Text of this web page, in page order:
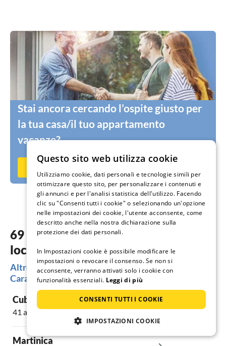
Stai ancora cercando l’ospite giusto per
la tua casa/il tuo appartamento
vacanze?
69 alloggi da sogno nelle più belle
località Caraibi
Altre regioni molto richieste per le tue vacanze nei
Caraibi
Cuba
41 alloggi
Martinica
Questo sito web utilizza cookie
Utilizziamo cookie, dati personali e tecnologie simili per
ottimizzare questo sito, per personalizzare i contenuti e
gli annunci e per l'analisi statistica dell'utilizzo. Facendo
clic su "Consenti tutti i cookie" o selezionando un'opzione
nelle impostazioni dei cookie, l'utente acconsente, come
descritto anche nella nostra dichiarazione sulla
protezione dei dati personali.
In Impostazioni cookie è possibile modificare le
impostazioni o revocare il consenso. Se non si
acconsente, verranno attivati solo i cookie con
funzionalità essenziali. Leggi di più
CONSENTI TUTTI I COOKIE
IMPOSTAZIONI COOKIE